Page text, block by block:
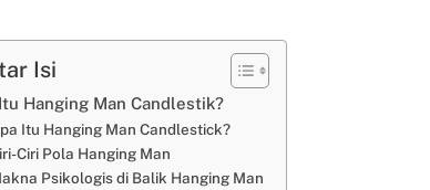
Isi
Hanging Man Candlestik?
Itu Hanging Man Candlestick?
Ciri Pola Hanging Man
Psikologis di Balik Hanging Man